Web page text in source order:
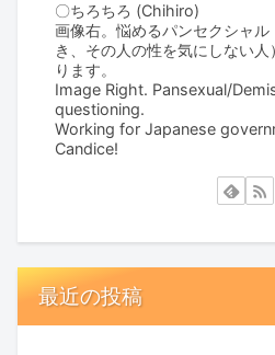
〇ちろちろ (Chihiro)
画像右。悩めるパンセクシャル
き、その人の性を気にしない人
ります。
Image Right. Pansexual/
questioning.
Working for Japanese
Candice!
最近の投稿